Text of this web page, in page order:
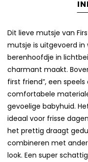
Dit lieve mutsje van
mutsje is uitgevoerd
berenhoofdje in
charmant maakt.
first friend”, een
comfortabele
gevoelige babyhuid.
ideaal voor frisse
het prettig draagt
combineren met
look. Een super